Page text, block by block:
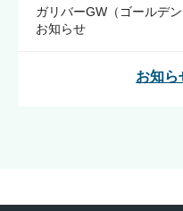
ガリバーGW（ゴールデ
お知らせ
お知ら